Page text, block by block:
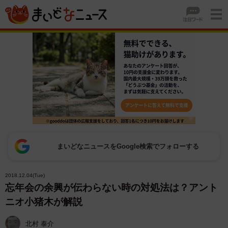
まいどなニュースをGoogle検索でフォローする
2018.12.04(Tue)
忘年会の余興が伝わらない時の対処法は？アント
ニオ小猪木が解説
北村 泰介